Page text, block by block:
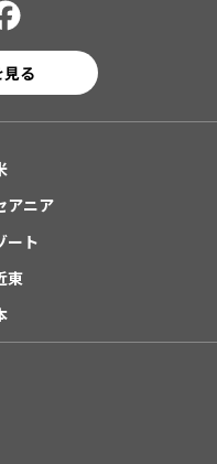
る
アニア
ート
東